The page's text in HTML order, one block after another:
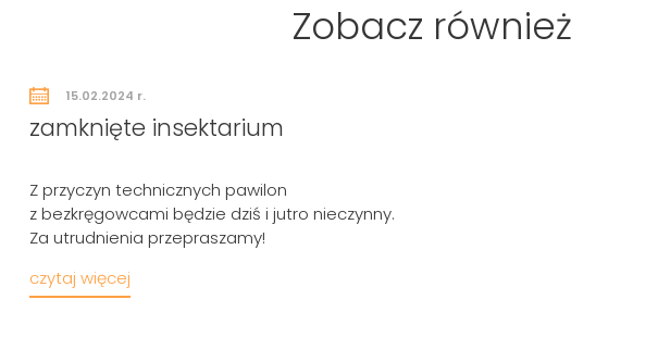
Zobacz również
15.02.2024 r.
zamknięte insektarium
Z przyczyn technicznych pawilon
z bezkręgowcami będzie dziś i jutro nieczynny.
Za utrudnienia przepraszamy!
czytaj więcej